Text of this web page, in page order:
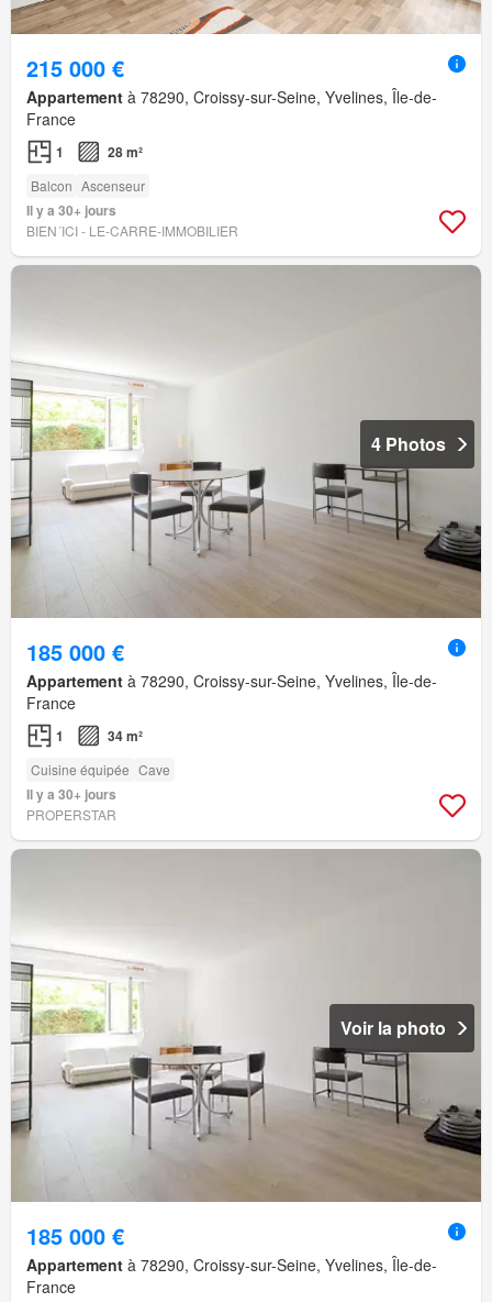
215 000 €
Appartement à 78290, Croissy-sur-Seine, Yvelines, Île-de-
France
1 28 m²
Balcon Ascenseur
Il y a 30+ jours
BIEN´ICI - LE-CARRE-IMMOBILIER
4 Photos
185 000 €
Appartement à 78290, Croissy-sur-Seine, Yvelines, Île-de-
France
1 34 m²
Cuisine équipée Cave
Il y a 30+ jours
PROPERSTAR
Voir la photo
185 000 €
Appartement à 78290, Croissy-sur-Seine, Yvelines, Île-de-
France